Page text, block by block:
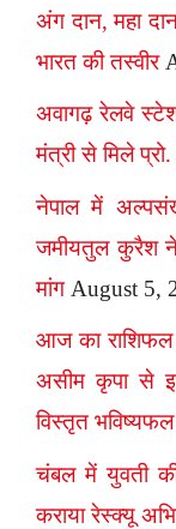
अंग दान, महा
भारत की तस्वीर
अवागढ़ रेलवे
मंत्री से मिले
नेपाल में
जमीयतुल कुरैश ने
मांग August 5,
आज का राशिफल
असीम कृपा से इन
विस्तृत भविष्यफल
चंबल में युवती
कराया रेस्क्यू